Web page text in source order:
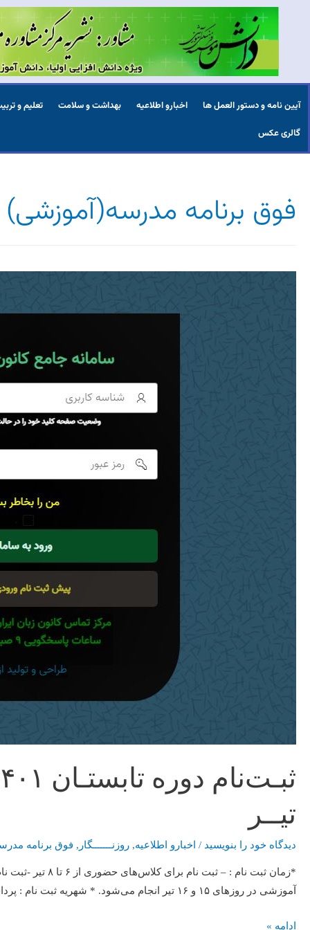
آیین نامه و دستور العمل ها اخبارو اطلاعیه بهداشت و سلامت
تعلیم و
گالری عکس
فوق برنامه مدرسه(آموزشی)
تیــر
دیدگاه‌ خود را بنویسید / اخبارو اطلاعیه, روزنـــــــگار , فوق برنامه
آموزشی در روزهای ۱۵ و ۱۶ تیر انجام می‌شود. * شهریه ثبت نام : پرداخت اینترنتی شهریه ترم تابستان از اول خرداد آغاز شده است. …
ادامه »